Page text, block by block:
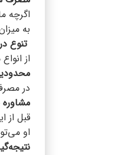
اگرچه
به
تنوع
از
در
قبل از
او